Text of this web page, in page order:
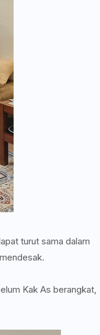
turut sama dalam
Kak As berangkat,